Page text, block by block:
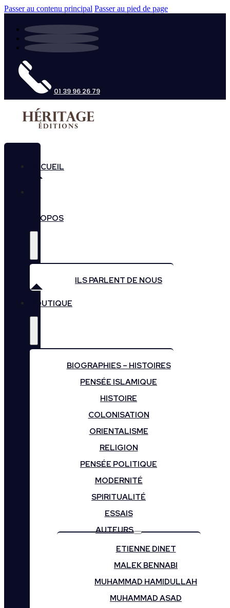
Passer au contenu principal Passer au pied de page
01 39 96 26 79
ACCUEIL
PROPOS
ILS PARLENT DE NOUS
BOUTIQUE
BIOGRAPHIES – HISTOIRES
PENSÉE ISLAMIQUE
HISTOIRE
COLONISATION
ORIENTALISME
RELIGION
PENSÉE POLITIQUE
MODERNITÉ
SPIRITUALITÉ
ESSAIS
AUTEURS
ETIENNE DINET
MALEK BENNABI
MUHAMMAD HAMIDULLAH
MUHAMMAD ASAD